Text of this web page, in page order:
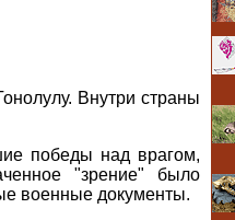
Внутри страны
победы над врагом,
"зрение" было
военные документы.